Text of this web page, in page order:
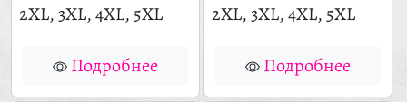
2XL, 3XL, 4XL, 5XL
Подробнее
2XL, 3XL, 4XL, 5XL
Подробнее